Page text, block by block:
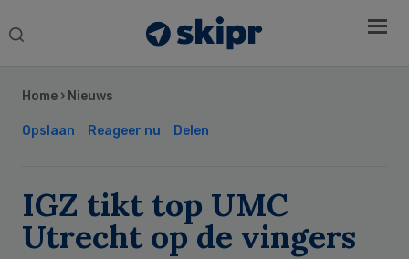
Search
Home › Nieuws
Opslaan Reageer nu Delen
IGZ tikt top UMC
Utrecht op de vingers
Sidebar